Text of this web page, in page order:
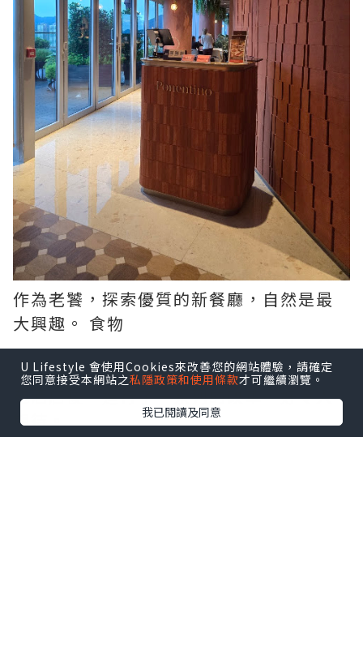
作為老饕，探索優質的新餐廳，自然是最
大興趣。 食物
連接將軍澳地鐵站的酒店，易名九龍東帝
苑酒店後，進行了一系列的改革，好令人
期待。
U Lifestyle 會使用Cookies來改善您的網站體驗，請確定
您同意接受本網站之私隱政策和使用條款才可繼續瀏覽。
我已閱讀及同意